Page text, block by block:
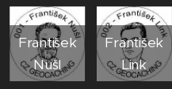
František
Nušl
František
Link